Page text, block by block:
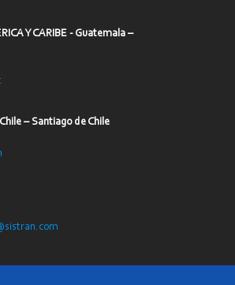
Y CARIBE - Guatemala –
– Santiago de Chile